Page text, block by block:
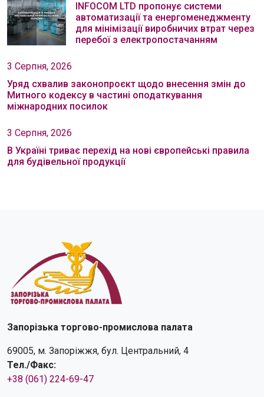
INFOCOM LTD пропонує системи
автоматизації та енергоменеджменту
для мінімізації виробничих втрат через
перебої з електропостачанням
3 Серпня, 2026
Уряд схвалив законопроєкт щодо внесення змін до
Митного кодексу в частині оподаткування
міжнародних посилок
3 Серпня, 2026
В Україні триває перехід на нові європейські правила
для будівельної продукції
Запорізька торгово-промислова палата
69005, м. Запоріжжя, бул. Центральний, 4
Тел./Факс:
+38 (061) 224-69-47